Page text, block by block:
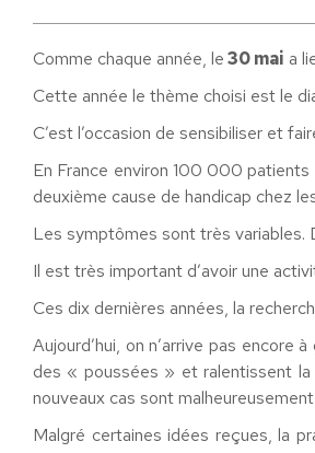
Comme chaque année, le30 mai a
Cette année le thème choisi est le
C’est l’occasion de sensibiliser et
En France environ 100 000 patients
deuxième cause de handicap chez
Les symptômes sont très variables.
Il est très important d’avoir une
Ces dix dernières années, la
Aujourd’hui, on n’arrive pas
des « poussées » et ralentissent
nouveaux cas sont
Malgré certaines idées reçues, la